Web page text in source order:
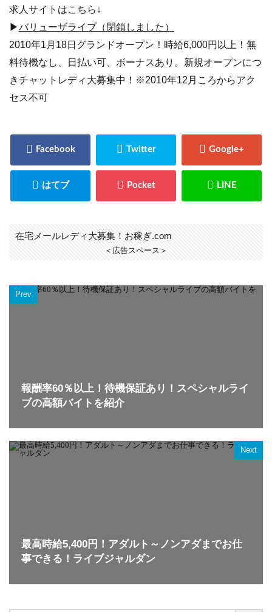
求人サイトはこちら↓
▶バリューザライブ（閉鎖しました）
2010年1月18日グランドオープン！時給6,000円以上！無
料待機なし、日払い可、ボーナスあり。新規オープンにつ
きチャットレディ大募集中！※2010年12月ころからアク
セス不可
在宅メールレディ大募集！お稼ぎ.com
＜広告スペース＞
Prev
報酬率60％以上！待機保証あり！スペシャルライ
ブの高額バイトを紹介
Next
最高時給5,400円！アダルト～ノンアダまでお仕
事できる！ライブジャルダン